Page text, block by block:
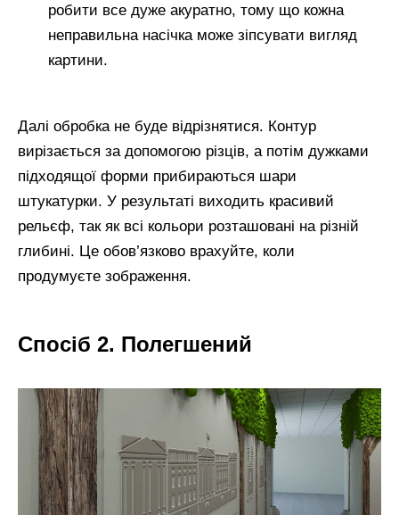
робити все дуже акуратно, тому що кожна
неправильна насічка може зіпсувати вигляд
картини.
Далі обробка не буде відрізнятися. Контур
вирізається за допомогою різців, а потім дужками
підходящої форми прибираються шари
штукатурки. У результаті виходить красивий
рельєф, так як всі кольори розташовані на різній
глибині. Це обов’язково врахуйте, коли
продумуєте зображення.
Спосіб 2. Полегшений